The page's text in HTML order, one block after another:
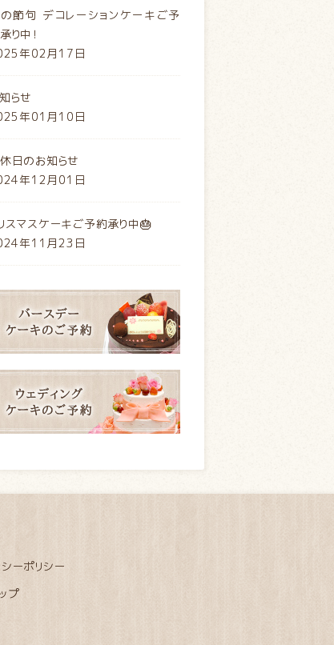
節句 デコレーションケーキご予
り中！
年02月17日
らせ
年01月10日
日のお知らせ
年12月01日
スマスケーキご予約承り中🎂
年11月23日
ーポリシー
プ